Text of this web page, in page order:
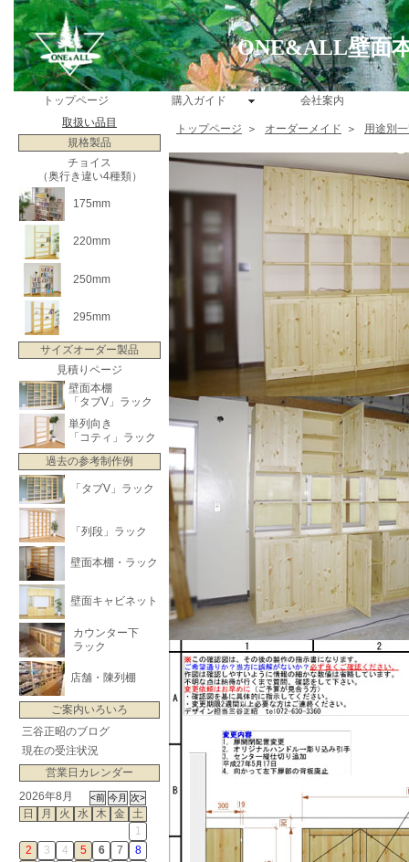
ONE&ALL壁面
トップページ 購入ガイド
会社案内
取扱い品目
規格製品
チョイス
（奥行き違い4種類）
175mm
220mm
250mm
295mm
サイズオーダー製品
見積りページ
壁面本棚
「タブV」ラック
単列向き
「コティ」ラック
過去の参考制作例
「タブV」ラック
「列段」ラック
壁面本棚・ラック
壁面キャビネット
カウンター下
ラック
店舗・陳列棚
ご案内いろいろ
三谷正昭のブログ
現在の受注状況
営業日カレンダー
2026年8月
日
月 火 水 木 金
土
1
2
3 4 5 6 7
8
トップページ ＞ オーダーメイド ＞ 用途別